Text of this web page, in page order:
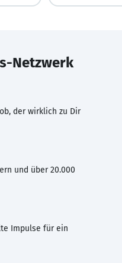
Netzwerk
der wirklich zu Dir
und über 20.000
Impulse für ein